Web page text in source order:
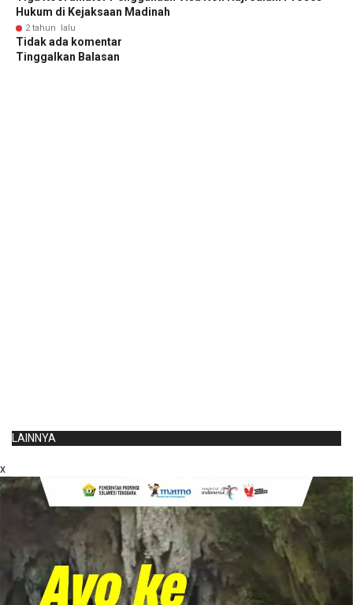
Hukum di Kejaksaan Madinah
2 tahun lalu
Tidak ada komentar
Tinggalkan Balasan
LAINNYA
x